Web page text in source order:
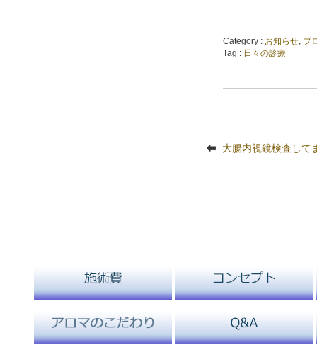
Category : お知らせ, ブ
Tag : 日々の診療
大腸内視鏡検査して